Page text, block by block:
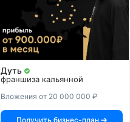
Дуть
франшиза кальянной
Вложения от 20 000 000 ₽
Получить бизнес-план